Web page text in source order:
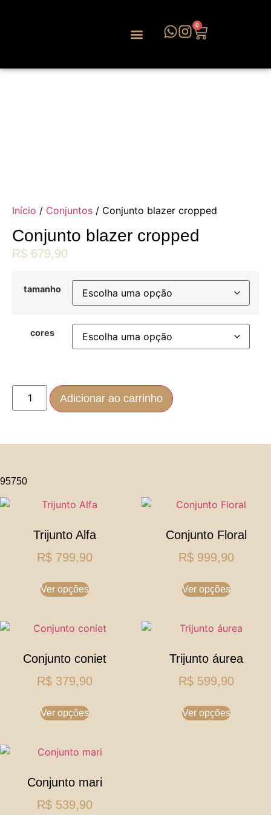
0
Início / Conjuntos / Conjunto blazer cropped
Conjunto blazer cropped
R$ 679,90
tamanho
cores
Adicionar ao carrinho
95750
Trijunto Alfa
R$ 799,90
Ver opções
Conjunto Floral
R$ 999,90
Ver opções
Conjunto coniet
R$ 379,90
Ver opções
Trijunto áurea
R$ 599,90
Ver opções
Conjunto mari
R$ 539,90